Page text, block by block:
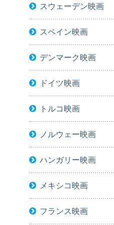
スウェーデン映画
スペイン映画
デンマーク映画
ドイツ映画
トルコ映画
ノルウェー映画
ハンガリー映画
メキシコ映画
フランス映画